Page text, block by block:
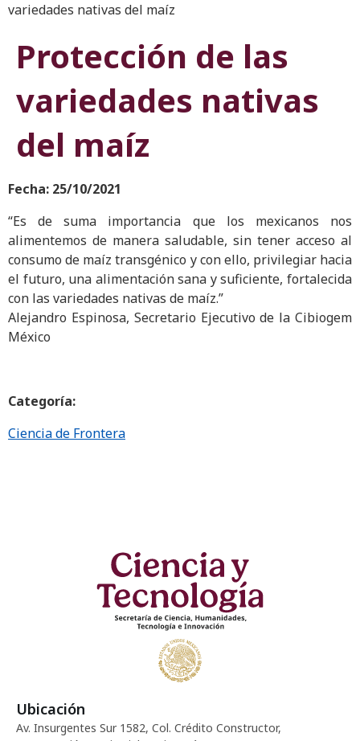
variedades nativas del maíz
Protección de las
variedades nativas
del maíz
Fecha: 25/10/2021
“Es de suma importancia que los mexicanos nos
alimentemos de manera saludable, sin tener acceso al
consumo de maíz transgénico y con ello, privilegiar hacia
el futuro, una alimentación sana y suficiente, fortalecida
con las variedades nativas de maíz.”
Alejandro Espinosa, Secretario Ejecutivo de la Cibiogem
México
Categoría:
Ciencia de Frontera
Ubicación
Av. Insurgentes Sur 1582, Col. Crédito Constructor,